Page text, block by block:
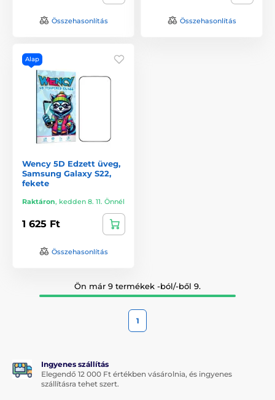
Összehasonlítás Összehasonlítás
Alap
Wency 5D Edzett üveg,
Samsung Galaxy S22,
fekete
Raktáron, kedden 8. 11. Önnél
1 625 Ft
Összehasonlítás
Ön már 9 termékek -ból/-ből 9.
1
Ingyenes szállítás
Elegendő 12 000 Ft értékben vásárolnia, és ingyenes
szállításra tehet szert.